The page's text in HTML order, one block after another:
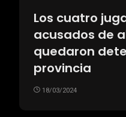
Los cuatro
acusados de
quedaron
provincia
18/03/2024